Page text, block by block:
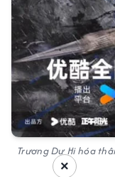
Trương Dư Hi hóa
×